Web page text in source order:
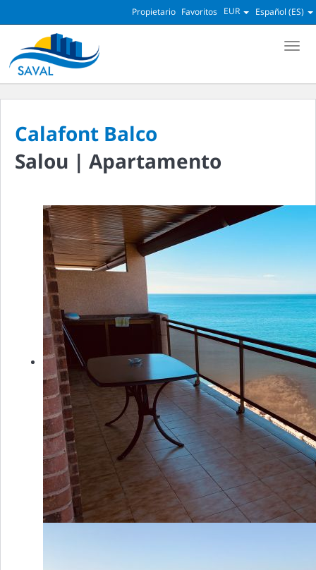
Español (ES)
EUR
Favoritos
Propietario
Calafont Balco
Salou | Apartamento